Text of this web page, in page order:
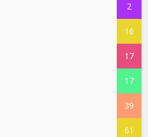
2
16
17
17
39
61